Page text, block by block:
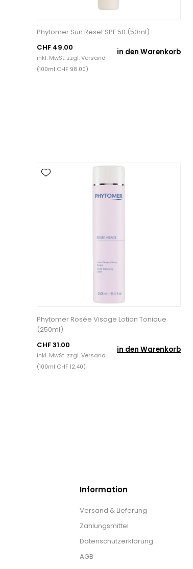
Phytomer Sun Reset SPF 50 (50ml)
CHF 49.00
inkl. MwSt. zzgl.Versand
in den Warenkorb
(100ml CHF 98.00)
Phytomer Rosée Visage Lotion Tonique
(250ml)
CHF 31.00
inkl. MwSt. zzgl.Versand
in den Warenkorb
(100ml CHF 12.40)
Information
Versand & Lieferung
Zahlungsmittel
Datenschutzerklärung
AGB